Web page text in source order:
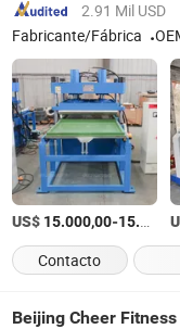
2.91 Mil USD
Fabricante/Fábrica
US$ 15.000,00-15.500,00
Contacto
Beijing Cheer